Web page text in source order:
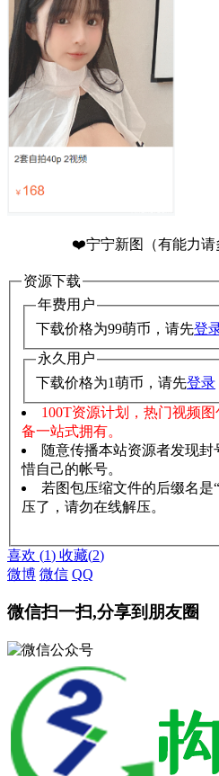
❤️宁宁新图（有能力请
资源下载
年费用户
下载价格为99萌币，请先登
永久用户
下载价格为1萌币，请先登录
100T资源计划，热门视频
备一站式拥有。
随意传播本站资源者发现
惜自己的帐号。
若图包压缩文件的后缀名是
压了，请勿在线解压。
喜欢 (1) 收藏(2)
微博 微信 QQ
微信扫一扫,分享到朋友圈